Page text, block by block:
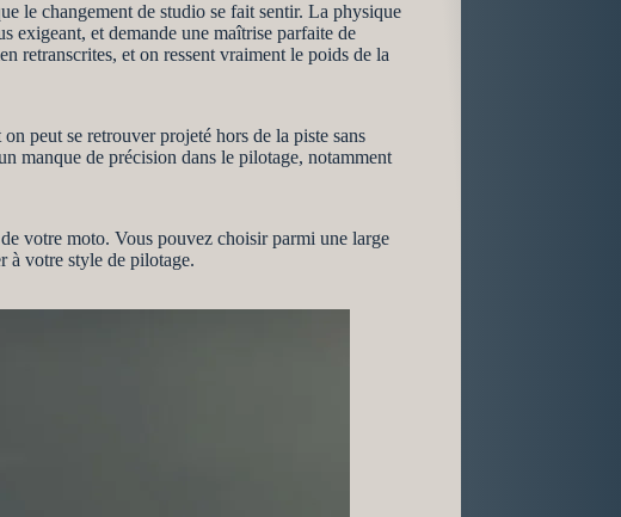
le changement de studio se fait sentir. La physique
exigeant, et demande une maîtrise parfaite de
retranscrites, et on ressent vraiment le poids de la
peut se retrouver projeté hors de la piste sans
manque de précision dans le pilotage, notamment
votre moto. Vous pouvez choisir parmi une large
à votre style de pilotage.